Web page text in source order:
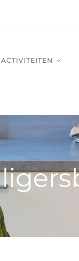
ACTIVITEITEN